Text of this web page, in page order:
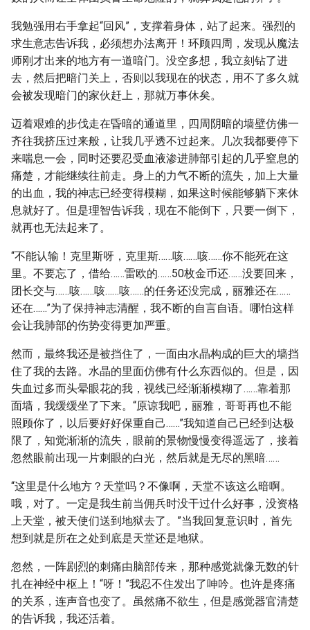
我勉强用右手拿起“回风”，支撑着身体，站了起来。强烈的
求生意志告诉我，必须想办法离开！环顾四周，发现从魔法
师刚才出来的地方有一道暗门。没空多想，我立刻钻了进
去，然后把暗门关上，否则以我现在的状态，用不了多久就
会被发现暗门的家伙赶上，那就万事休矣。
迈着艰难的步伐走在昏暗的通道里，四周阴暗的墙壁仿佛一
齐往我挤压过来般，让我几乎透不过起来。几次我都要停下
来喘息一会，同时还要忍受血液渗进肺部引起的几乎窒息的
痛楚，才能继续往前走。身上的力气不断的流失，加上大量
的出血，我的神志已经变得模糊，如果这时候能够躺下来休
息就好了。但是理智告诉我，现在不能倒下，只要一倒下，
就再也无法起来了。
“不能认输！克里斯呀，克里斯……咳……咳……你不能死在这
里。不要忘了，借给……雷欧的……50枚金币还……没要回来，
团长交与……咳……咳……咳……的任务还没完成，丽雅还在……
还在……”为了保持神志清醒，我不断的自言自语。哪怕这样
会让我肺部的伤势变得更加严重。
然而，最终我还是被挡住了，一面由水晶构成的巨大的墙挡
住了我的去路。水晶的里面仿佛有什么东西似的。但是，因
失血过多而头晕眼花的我，视线已经渐渐模糊了……靠着那
面墙，我缓缓坐了下来。“原谅我吧，丽雅，哥哥再也不能
照顾你了，以后要好好保重自己……”我知道自己已经到达极
限了，知觉渐渐的流失，眼前的景物慢慢变得遥远了，接着
忽然眼前出现一片刺眼的白光，然后就是无尽的黑暗……
“这里是什么地方？天堂吗？不像啊，天堂不该这么暗啊。
哦，对了。一定是我生前当佣兵时没干过什么好事，没资格
上天堂，被天使们送到地狱去了。”当我回复意识时，首先
想到就是所在之处到底是天堂还是地狱。
忽然，一阵剧烈的刺痛由脑部传来，那种感觉就像无数的针
扎在神经中枢上！“呀！”我忍不住发出了呻吟。也许是疼痛
的关系，连声音也变了。虽然痛不欲生，但是感觉器官清楚
的告诉我，我还活着。